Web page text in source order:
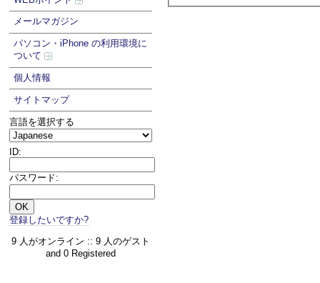
メールマガジン
パソコン・iPhone の利用環境に
ついて
個人情報
サイトマップ
言語を選択する
ID:
パスワード:
登録したいですか?
9 人がオンライン :: 9 人のゲスト
and 0 Registered